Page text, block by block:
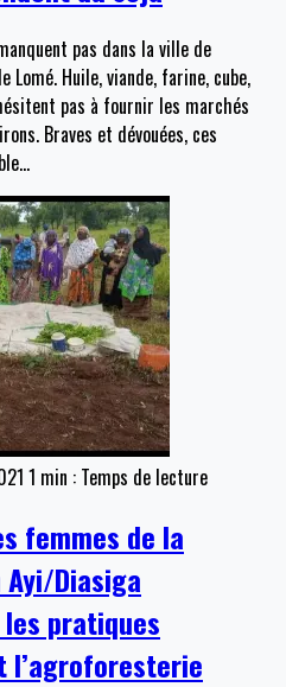
pas dans la ville de
Lomé. Huile, viande, farine, cube,
pas à fournir les marchés
Braves et dévouées, ces
…
1 min : Temps de lecture
femmes de la
Diasiga
pratiques
l’agroforesterie